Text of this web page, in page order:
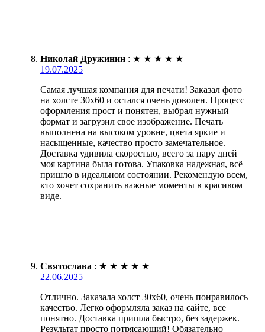
Николай Дружинин : ★ ★ ★ ★ ★
19.07.2025
Самая лучшая компания для печати! Заказал фото
на холсте 30х60 и остался очень доволен. Процесс
оформления прост и понятен, выбрал нужный
формат и загрузил свое изображение. Печать
выполнена на высоком уровне, цвета яркие и
насыщенные, качество просто замечательное.
Доставка удивила скоростью, всего за пару дней
моя картина была готова. Упаковка надежная, всё
пришло в идеальном состоянии. Рекомендую всем,
кто хочет сохранить важные моменты в красивом
виде.
Святослава : ★ ★ ★ ★ ★
22.06.2025
Отлично. Заказала холст 30х60, очень понравилось
качество. Легко оформляла заказ на сайте, все
понятно. Доставка пришла быстро, без задержек.
Результат просто потрясающий! Обязательно